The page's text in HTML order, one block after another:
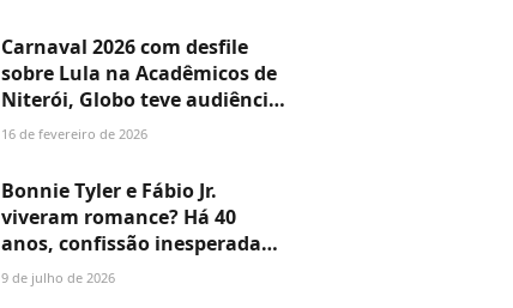
anos
Carnaval 2026 com desfile
sobre Lula na Acadêmicos de
Niterói, Globo teve audiência
maior que enredo sobre Silvio
16 de fevereiro de 2026
Bonnie Tyler e Fábio Jr.
viveram romance? Há 40
anos, confissão inesperada
da voz de 'Total Eclipse of the
9 de julho de 2026